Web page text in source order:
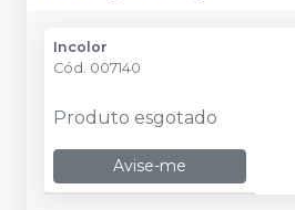
Incolor
Cód. 007140
Produto esgotado
Avise-me